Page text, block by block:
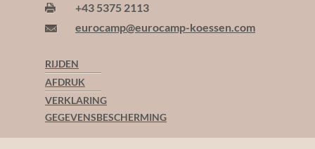
+43 5375 2113
eurocamp@eurocamp-koessen.com
RIJDEN
AFDRUK
VERKLARING
GEGEVENSBESCHERMING